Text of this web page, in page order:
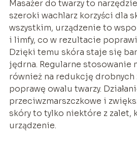
Masażer do twarzy to
szeroki wachlarz korzyści dla
wszystkim, urządzenie to
i limfy, co w rezultacie
Dzięki temu skóra staje się
jędrna. Regularne stosowanie
również na redukcję drobnych
poprawę owalu twarzy.
przeciwzmarszczkowe i
skóry to tylko niektóre z zalet,
urządzenie.